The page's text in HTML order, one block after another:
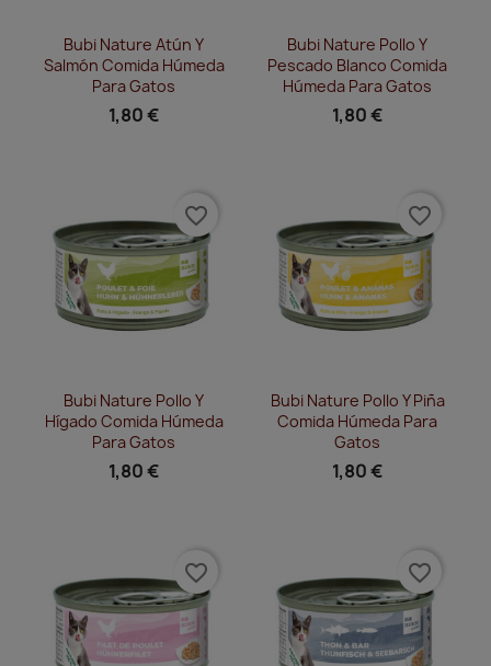
Vista rápida
Bubi Nature Atún Y
Salmón Comida Húmeda
Para Gatos
1,80 €
Vista rápida
Bubi Nature Pollo Y
Pescado Blanco Comida
Húmeda Para Gatos
1,80 €
Vista rápida
Bubi Nature Pollo Y
Hígado Comida Húmeda
Para Gatos
1,80 €
favorite_border
Vista rápida
Bubi Nature Pollo Y Piña
Comida Húmeda Para
Gatos
1,80 €
favorite_border
favorite_border favorite_border